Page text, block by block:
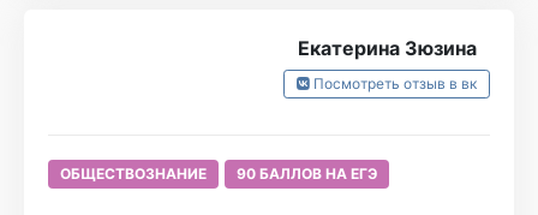
с душой, благодаря чему было удобно
повторять и отрабатывать темы. Если
нарешивать все задания в неограниченных
Екатерина Зюзина
Посмотреть отзыв в вк
ОБЩЕСТВОЗНАНИЕ 90 БАЛЛОВ НА ЕГЭ